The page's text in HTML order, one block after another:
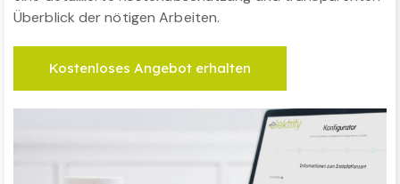
Überblick der nötigen Arbeiten.
Kostenloses Angebot erhalten